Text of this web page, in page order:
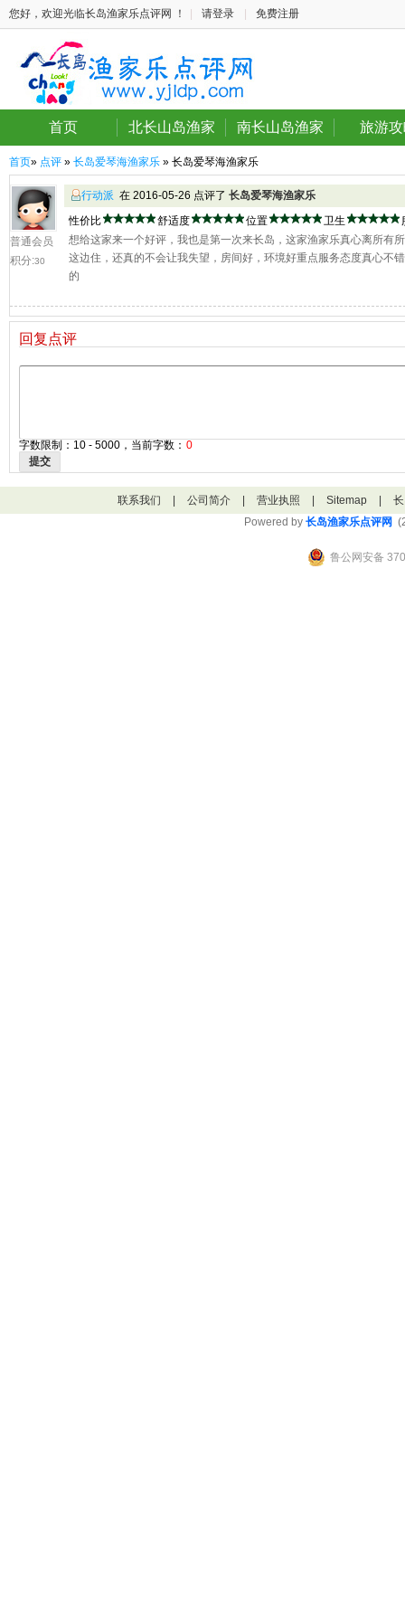
您好，欢迎光临长岛渔家乐点评网 ！ 请登录 免费注册
首页 北长山岛渔家 南长山岛渔家 旅游
首页» 点评 » 长岛爱琴海渔家乐 » 长岛爱琴海渔家乐
普通会员
积分:30
行动派 在 2016-05-26 点评了 长岛爱琴海渔家乐
性价比
舒适度 位置 卫生
想给这家来一个好评，我也是第一次来长岛，这家渔家乐真心离所有
这边住，还真的不会让我失望，房间好，环境好重点服务态度真心不
的
回复点评
字数限制：10 - 5000，当前字数： 0
提交
联系我们 公司简介 营业执照 Sitemap
Powered by 长岛渔家乐点评网
鲁公网安备